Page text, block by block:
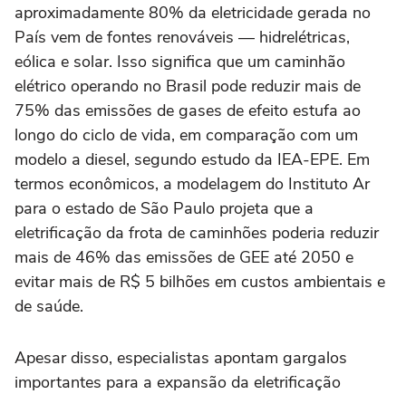
aproximadamente 80% da eletricidade gerada no
País vem de fontes renováveis — hidrelétricas,
eólica e solar. Isso significa que um caminhão
elétrico operando no Brasil pode reduzir mais de
75% das emissões de gases de efeito estufa ao
longo do ciclo de vida, em comparação com um
modelo a diesel, segundo estudo da IEA-EPE. Em
termos econômicos, a modelagem do Instituto Ar
para o estado de São Paulo projeta que a
eletrificação da frota de caminhões poderia reduzir
mais de 46% das emissões de GEE até 2050 e
evitar mais de R$ 5 bilhões em custos ambientais e
de saúde.
Apesar disso, especialistas apontam gargalos
importantes para a expansão da eletrificação